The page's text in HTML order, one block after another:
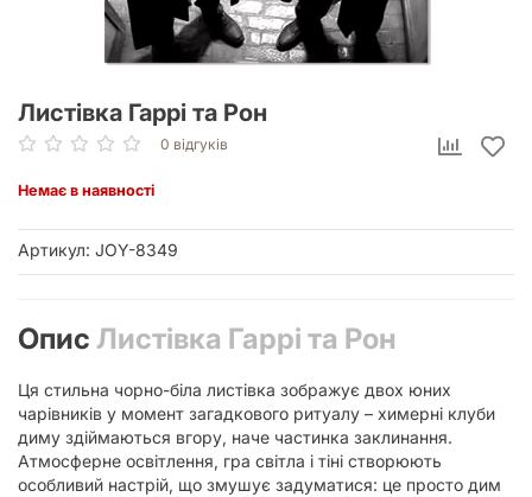
Листівка Гаррі та Рон
0 відгуків
Немає в наявності
Артикул: JOY-8349
Опис Листівка Гаррі та Рон
Ця стильна чорно-біла листівка зображує двох юних
чарівників у момент загадкового ритуалу – химерні клуби
диму здіймаються вгору, наче частинка заклинання.
Атмосферне освітлення, гра світла і тіні створюють
особливий настрій, що змушує задуматися: це просто дим